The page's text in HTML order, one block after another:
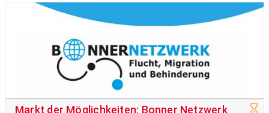
Markt der Möglichkeiten: Bonner Netzwerk